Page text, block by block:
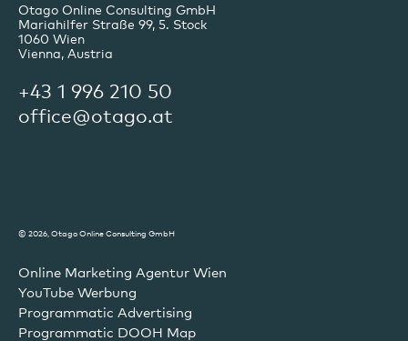
Otago Online Consulting GmbH
Mariahilfer Straße 99, 5. Stock
1060 Wien
Vienna, Austria
+43 1 996 210 50
office@otago.at
© 2026, Otago Online Consulting GmbH
Online Marketing Agentur Wien
YouTube Werbung
Programmatic Advertising
Programmatic DOOH Map